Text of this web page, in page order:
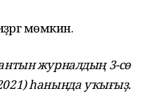
мөмкин.
журналдың 3-сө
һанында уҡығыҙ.